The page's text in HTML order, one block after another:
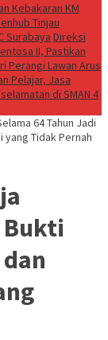
Kebakaran KM
Tinjau
Surabaya Direksi
II, Pastikan
Perangi Lawan Arus
Pelajar, Jasa
di SMAN 4
64 Tahun Jadi
yang Tidak Pernah
Bukti